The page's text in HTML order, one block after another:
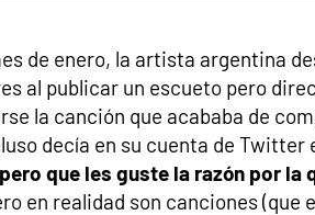
de enero, la artista argentina
al publicar un escueto pero
la canción que acababa de
decía en su cuenta de Twitter
que les guste la razón por la
en realidad son canciones (que